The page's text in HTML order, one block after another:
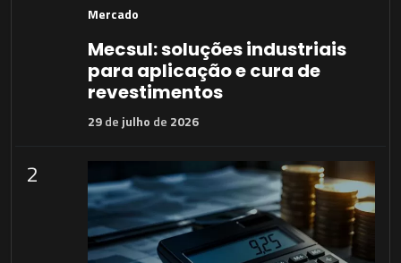
Mercado
Mecsul: soluções industriais
para aplicação e cura de
revestimentos
29dejulho de 2026
2